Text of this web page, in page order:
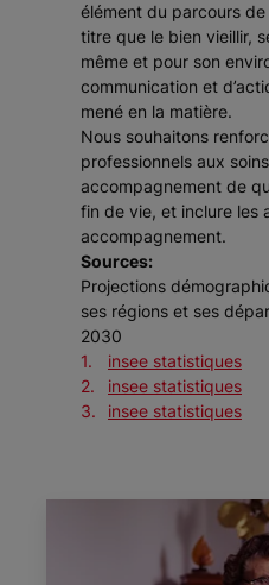
élément du parcours
titre que le bien vieillir,
même et pour son
communication et
mené en la matière.
Nous souhaitons
professionnels aux
accompagnement de
fin de vie, et inclure les
accompagnement.
Sources:
Projections
ses régions et ses
2030
insee statistiques
insee statistiques
insee statistiques